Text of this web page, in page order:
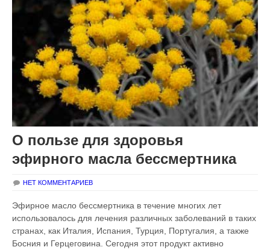
О пользе для здоровья
эфирного масла бессмертника
НЕТ КОММЕНТАРИЕВ
Эфирное масло бессмертника в течение многих лет
использовалось для лечения различных заболеваний в таких
странах, как Италия, Испания, Турция, Португалия, а также
Босния и Герцеговина. Сегодня этот продукт активно